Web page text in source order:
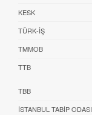
KESK
TÜRK-İŞ
TMMOB
TTB
TBB
İSTANBUL TABIP ODASI